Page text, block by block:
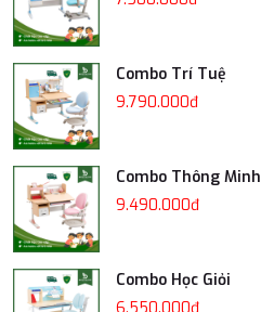
Combo Trí Tuệ
9.790.000đ
Combo Thông Minh
9.490.000đ
Combo Học Giỏi